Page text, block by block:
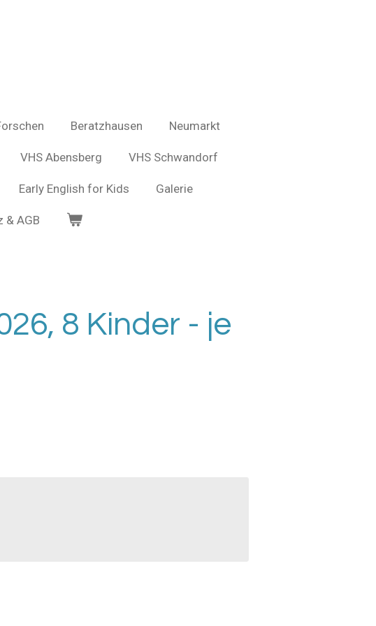
Beratzhausen Neumarkt
VHS Abensberg VHS Schwandorf
Early English for Kids Galerie
& AGB
8 Kinder - je